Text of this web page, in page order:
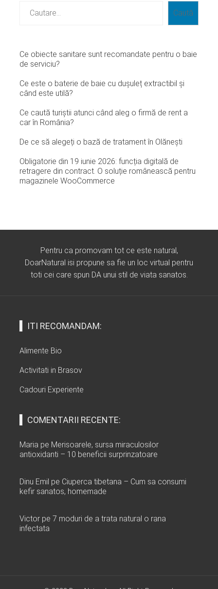
Caută
Ce obiecte sanitare sunt recomandate pentru o baie
de serviciu?
Ce este o baterie de baie cu dușuleț extractibil și
când este utilă?
Ce caută turiștii atunci când aleg o firmă de rent a
car în România?
De ce să alegeți o bază de tratament în Olănești
Obligatorie din 19 iunie 2026: funcția digitală de
retragere din contract. O soluție românească pentru
magazinele WooCommerce
Pentru ca promovam tot ce este natural,
DoarNatural isi propune sa fie un loc virtual pentru
toti cei care spun DA unui stil de viata sanatos.
ITI RECOMANDAM:
Alimente Bio
Activitati in Brasov
Cadouri Experiente
COMENTARII RECENTE:
Maria pe Merisoarele, sursa miraculosilor
antioxidanti – 10 beneficii surprinzatoare
Dinu Emil pe Ciuperca tibetana – Cum sa consumi
kefir sanatos, homemade
Victor pe 7 moduri de a trata natural o rana
infectata